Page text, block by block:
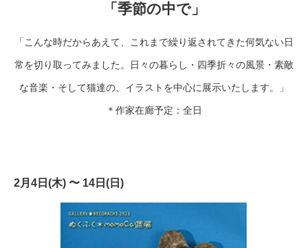
「季節の中で」
「こんな時だからあえて、これまで繰り返されてきた何気ない日
常を切り取ってみました。日々の暮らし・四季折々の風景・素敵
な音楽・そして猫達の、イラストを中心に展示いたします。」
＊作家在廊予定：全日
2月4日(木) 〜 14日(日)